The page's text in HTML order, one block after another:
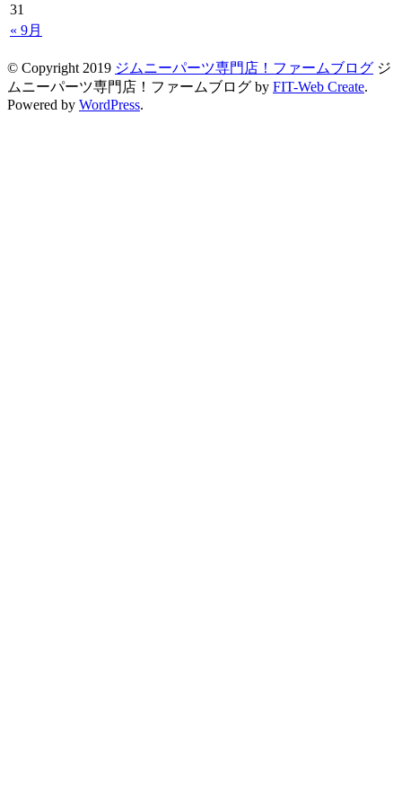
« 9月
31
© Copyright 2019 ジムニーパーツ専門店！ファームブログ ジ
ムニーパーツ専門店！ファームブログ by FIT-Web Create.
Powered by WordPress.